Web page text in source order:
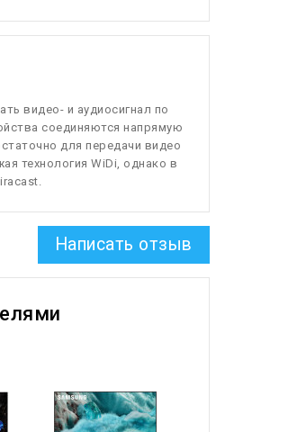
видео- и аудиосигнал по
соединяются напрямую
для передачи видео
технология WiDi, однако в
Написать отзыв